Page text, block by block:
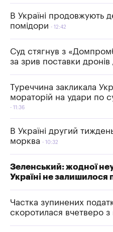
В Україні продовжують
помідори
12:42
Суд стягнув з
за зрив поставки
Туреччина закликала
мораторій на удари по
11:36
В Україні другий
морква
10:32
Зеленський: жодної
Україні не залишилося
Частка зупинених
скоротилася вчетверо